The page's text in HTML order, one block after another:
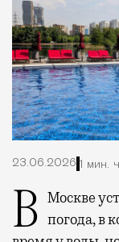
23.06.2026 1 мин.
В Москве установилась теплая солнечная погода, в